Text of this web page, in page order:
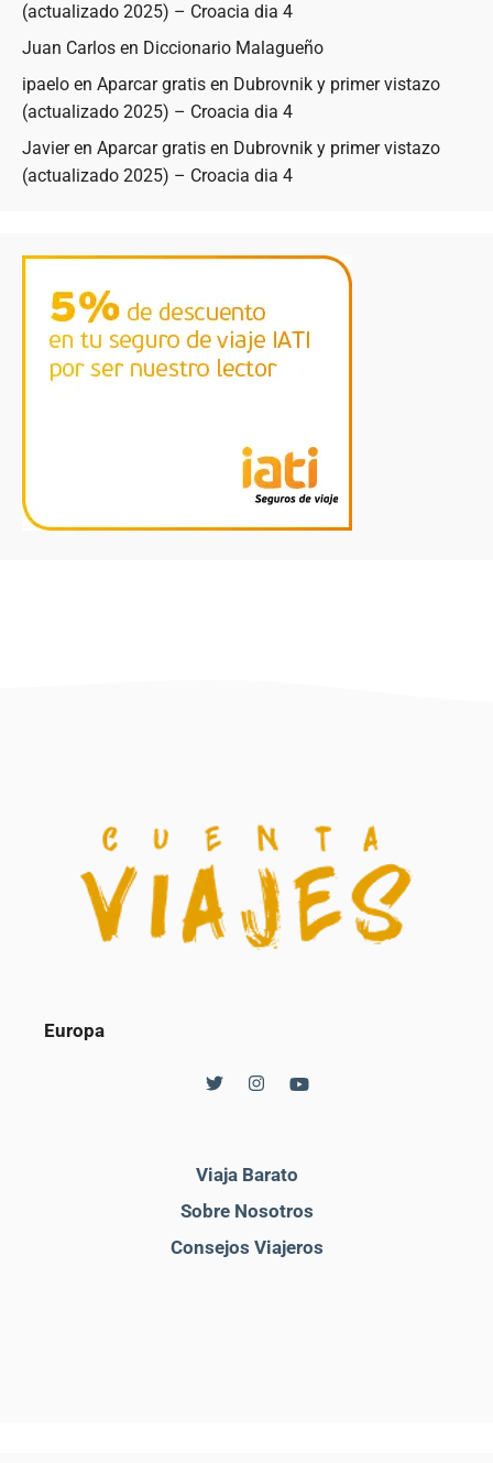
(actualizado 2025) – Croacia dia 4
Juan Carlos en Diccionario Malagueño
ipaelo en Aparcar gratis en Dubrovnik y primer vistazo
(actualizado 2025) – Croacia dia 4
Javieren Aparcar gratis en Dubrovnik y primer vistazo
(actualizado 2025) – Croacia dia 4
Europa
Viaja Barato
Sobre Nosotros
Consejos Viajeros